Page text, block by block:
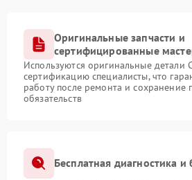
Оригинальные запчасти и
сертифицированные
Используются оригинальные
сертификацию специалисты, что
работу после ремонта и сохранение
обязательств
Бесплатная диагностика